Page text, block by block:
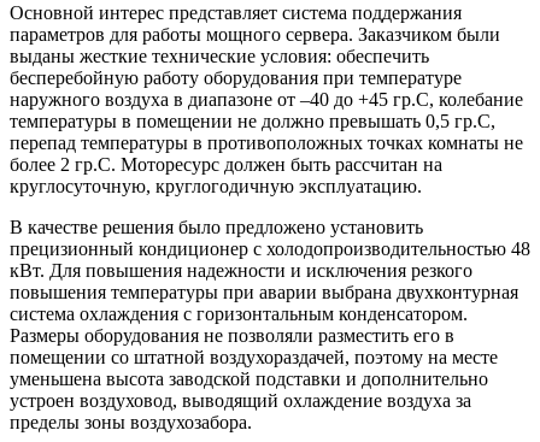
Основной интерес представляет система поддержания
параметров для работы мощного сервера. Заказчиком были
выданы жесткие технические условия: обеспечить
бесперебойную работу оборудования при температуре
наружного воздуха в диапазоне от –40 до +45 гр.С, колебание
температуры в помещении не должно превышать 0,5 гр.С,
перепад температуры в противоположных точках комнаты не
более 2 гр.С. Моторесурс должен быть рассчитан на
круглосуточную, круглогодичную эксплуатацию.
В качестве решения было предложено установить
прецизионный кондиционер с холодопроизводительностью 48
кВт. Для повышения надежности и исключения резкого
повышения температуры при аварии выбрана двухконтурная
система охлаждения с горизонтальным конденсатором.
Размеры оборудования не позволяли разместить его в
помещении со штатной воздухораздачей, поэтому на месте
уменьшена высота заводской подставки и дополнительно
устроен воздуховод, выводящий охлаждение воздуха за
пределы зоны воздухозабора.